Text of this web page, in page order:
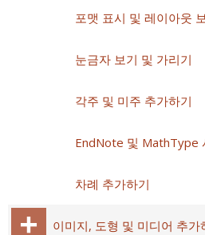
포맷 표시 및 레이아웃
눈금자 보기 및 가리기
각주 및 미주 추가하기
EndNote 및 MathType
차례 추가하기
이미지, 도형 및 미디어 추가